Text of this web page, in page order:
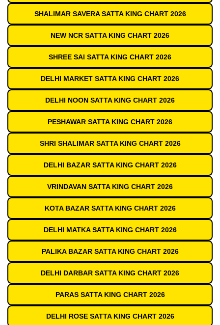
SHALIMAR SAVERA SATTA KING CHART 2026
NEW NCR SATTA KING CHART 2026
SHREE SAI SATTA KING CHART 2026
DELHI MARKET SATTA KING CHART 2026
DELHI NOON SATTA KING CHART 2026
PESHAWAR SATTA KING CHART 2026
SHRI SHALIMAR SATTA KING CHART 2026
DELHI BAZAR SATTA KING CHART 2026
VRINDAVAN SATTA KING CHART 2026
KOTA BAZAR SATTA KING CHART 2026
DELHI MATKA SATTA KING CHART 2026
PALIKA BAZAR SATTA KING CHART 2026
DELHI DARBAR SATTA KING CHART 2026
PARAS SATTA KING CHART 2026
DELHI ROSE SATTA KING CHART 2026